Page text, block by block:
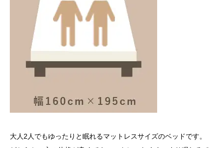
大人2人でもゆったりと眠れるマットレスサイズのベッドです。